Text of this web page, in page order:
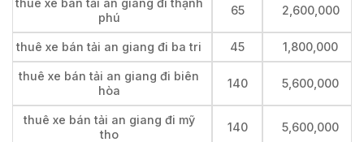
phú
65 2,600,000
thuê xe bán tải an giang đi ba tri 45 1,800,000
thuê xe bán tải an giang đi biên
hòa
140 5,600,000
thuê xe bán tải an giang đi mỹ
tho
140 5,600,000